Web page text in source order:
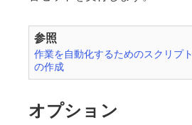
参照
作業を自動化するためのスクリプト
の作成
オプション